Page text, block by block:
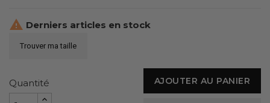
 Derniers articles en stock
Trouver ma taille
Quantité AJOUTER AU PANIER